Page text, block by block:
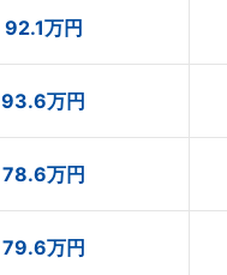
92.1万円
93.6万円
78.6万円
79.6万円